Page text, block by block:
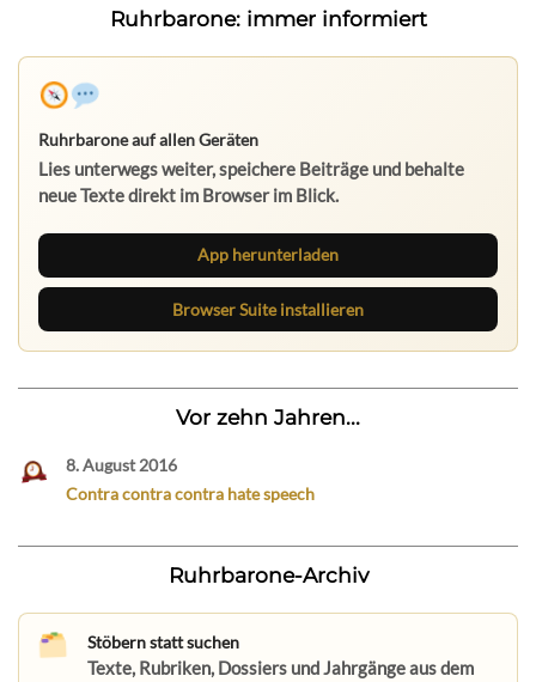
Ruhrbarone: immer informiert
Ruhrbarone auf allen Geräten
Lies unterwegs weiter, speichere Beiträge und behalte
neue Texte direkt im Browser im Blick.
App herunterladen
Browser Suite installieren
Vor zehn Jahren...
8. August 2016
Contra contra contra hate speech
Ruhrbarone-Archiv
Stöbern statt suchen
Texte, Rubriken, Dossiers und Jahrgänge aus dem